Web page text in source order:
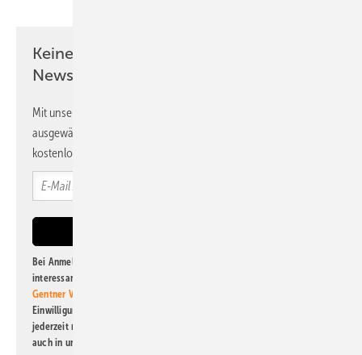
Keine Zeit? Kein Problem mit dem PV
Newsletter!
Mit unserem Newsletter erhalten Sie regelmäßig von uns
ausgewählte Informationen und Neuigkeiten, gebündelt und
kostenlos direkt ins Postfach.
Bei Anmeldung zu diesem Newsletter bin ich damit einverstanden, über
interessante Verlags- und Online-Angebote
Gentner Verlag GmbH & Co. KG
Einwilligung kann ich jederzeit widerrufen und eine Abmeldung ist
jederzeit möglich. Informationen zum Umgang mit Daten finden Sie
auch in unserer